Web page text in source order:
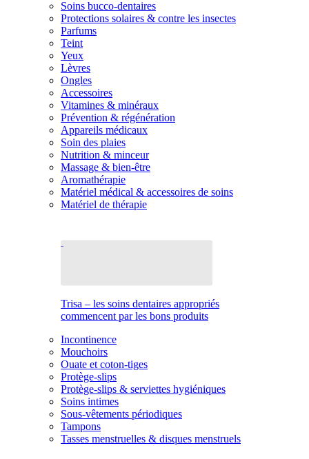
Soins bucco-dentaires
Protections solaires & contre les insectes
Parfums
Teint
Yeux
Lèvres
Ongles
Accessoires
Vitamines & minéraux
Prévention & régénération
Appareils médicaux
Soin des plaies
Nutrition & minceur
Massage & bien-être
Aromathérapie
Matériel médical & accessoires de soins
Matériel de thérapie
Trisa – les soins dentaires appropriés
commencent par les bons produits
Incontinence
Mouchoirs
Ouate et coton-tiges
Protège-slips
Protège-slips & serviettes hygiéniques
Soins intimes
Sous-vêtements périodiques
Tampons
Tasses menstruelles & disques menstruels